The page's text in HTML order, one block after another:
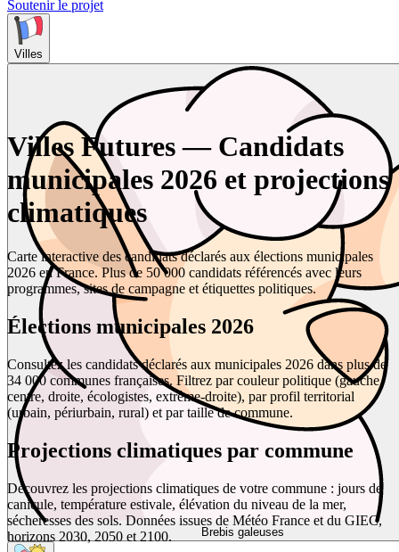
Soutenir le projet
Villes
Brebis galeuses
Villes Futures — Candidats
municipales 2026 et projections
climatiques
Carte interactive des candidats déclarés aux élections municipales
2026 en France. Plus de 50 000 candidats référencés avec leurs
programmes, sites de campagne et étiquettes politiques.
Élections municipales 2026
Consultez les candidats déclarés aux municipales 2026 dans plus de
34 000 communes françaises. Filtrez par couleur politique (gauche,
centre, droite, écologistes, extrême-droite), par profil territorial
(urbain, périurbain, rural) et par taille de commune.
Projections climatiques par commune
Découvrez les projections climatiques de votre commune : jours de
canicule, température estivale, élévation du niveau de la mer,
sécheresses des sols. Données issues de Météo France et du GIEC,
horizons 2030, 2050 et 2100.